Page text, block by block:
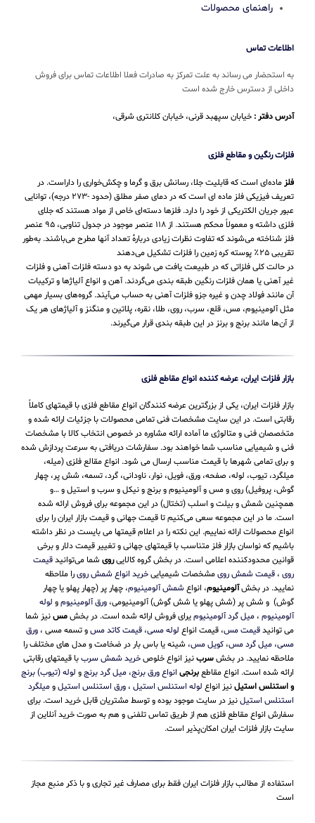
راهنمای محصولات
اطلاعات تماس
به استحضار می رساند به علت تمرکز به صادرات فعلا اطلاعات تماس برای فروش
داخلی از دسترس خارج شده است
آدرس دفتر : خیابان سپهبد قرنی، خیابان کلانتری شرقی،
فلزات رنگین و مقاطع فلزی
فلز ماده‌ای است که قابلیت جلا، رسانش برق و گرما و چکش‌خواری را داراست. در
تعریف فیزیکی فلز ماده ای است که در دمای صفر مطلق (حدود -۲۷۳ درجه)، توانایی
عبور جریان الکتریکی از خود را دارد. فلزها دسته‌ای خاص از مواد هستند که جلای
فلزی داشته و معمولاً محکم هستند. از ۱۱۸ عنصر موجود در جدول تناوبی، ۹۵ عنصر
فلز شناخته می‌شوند که تفاوت نظرات زیادی دربارهٔ تعداد آنها مطرح می‌باشند. به‌طور
تقریبی ۲۵٪ پوسته کره زمین را فلزات تشکیل می‌دهند
در حالت کلی فلزاتی که در طبیعت یافت می شوند به دو دسته فلزات آهنی و فلزات
غیر آهنی یا همان فلزات رنگین طبقه بندی می‌گردند. آهن و انواع آلیاژها و ترکیبات
آن مانند فولاد چدن و غیره جزو فلزات آهنی به حساب می‌‌آیند. گروه‌های بسیار مهمی
مثل آلومینیوم، مس، قلع، سرب، روی، طلا، نقره، پلاتین و منگنز و آلیاژهای هر یک
از آن‌ها مانند برنج و برنز در این طبقه‌ بندی قرار می‌‌گیرند.
بازار فلزات ایران، عرضه کننده انواع مقاطع فلزی
بازار فلزات ایران، یکی از بزرگترین عرضه کنندگان انواع مقاطع فلزی با قیمتهای کاملاً
رقابتی است. در این سایت مشخصات فنی تمامی محصولات با جزئیات ارائه شده و
متخصصان فنی و متالوژی ما آماده ارائه مشاوره در خصوص انتخاب کالا با مشخصات
فنی و شیمیایی مناسب شما خواهند بود. سفارشات دریافتی به سرعت پردازش شده
و برای تمامی شهرها با قیمت مناسب ارسال می شود. انواع مقالع فلزی (میله،
میلگرد، تیوب، لوله، صفحه، ورق، فویل، نوار، ناودانی، گرد، تسمه، شش پر، چهار
گوش، پروفیل) روی و مس و آلومینیوم و برنج و نیکل و سرب و استیل و …و
همچنین شمش و بیلت و اسلب (تختال) در این مجموعه برای فروش ارائه شده
است. ما در این مجموعه سعی می‌کنیم تا قیمت جهانی و قیمت بازار ایران را برای
انواع محصولات ارائه نماییم. این نکته را در اعلام قیمتها می بایست در نظر داشته
باشیم که نواسان بازار فلز متناسب با قیمتهای جهانی و تغییر قیمت دلار و برخی
قوانین محدودکننده اعلامی است. در بخش گروه کالاییروی شما می‌توانیدقیمت
روی ، قیمت شمش رویمشخصات شیمیاییخرید انواع شمش رویرا ملاحظه
نمایید. در بخشآلومینیوم، انواع شمش آلومینیوم، چهار پر (چهار پهلو یا چهار
گوش) و شش پر (شش پهلو یا شش گوش) آلومینیومی، ورق آلومینیومو لوله
آلومینیوم ، میل گرد آلومینیومیرای فروش ارائه شده است. در بخشمسنیز شما
می توانیدقیمت مس، قیمت انواع لوله مسی، قیمت کاتد مسو تسمه مسی ، ورق
مسی، میل گرد مس، کویل مس، شینه یا باس بار در ضخامت و مدل های مختلف را
ملاحظه نمایید. در بخشسربنیز انواع خلوصخرید شمش سرببا قیمتهای رقابتی
ارائه شده است. انواع مقاطعبرنجی انواع ورق برنج، میل گرد برنجو لوله (تیوب) برنج
و استنلس استیلنیز انواع لوله استنلس استیل ، ورق استنلس استیلومیلگرد
استنلس استیلنیز در سایت موجود بوده و توسط مشتریان قابل خرید است. برای
سفارش انواع مقاطع فلزی هم از طریق تماس تلفنی و هم به صورت خرید آنلاین از
سایت بازار فلزات ایران امکان‌پذیر است.
استفاده از مطالب بازار فلزات ایران فقط برای مصارف غیر تجاری و با ذکر منبع مجاز
است